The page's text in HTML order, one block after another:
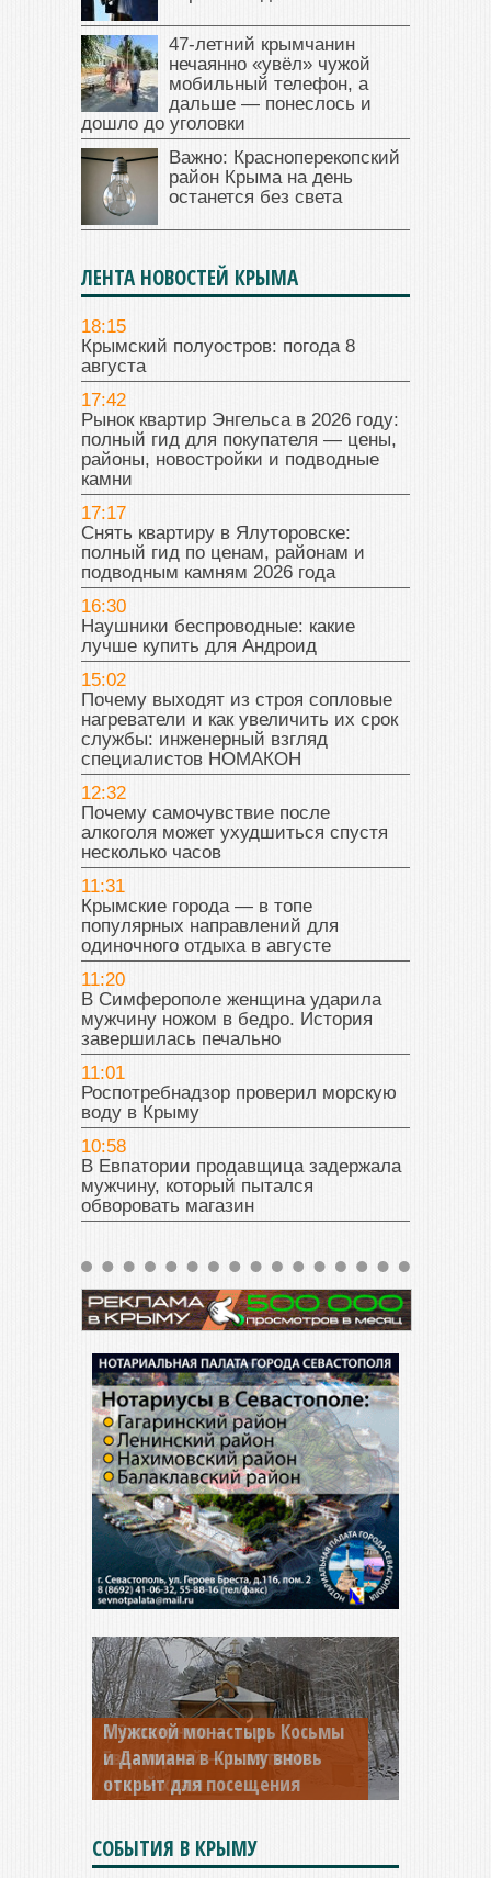
47‑летний крымчанин
нечаянно «увёл» чужой
мобильный телефон, а
дальше — понеслось и
дошло до уголовки
Важно: Красноперекопский
район Крыма на день
останется без света
ЛЕНТА НОВОСТЕЙ КРЫМА
18:15
Крымский полуостров: погода 8
августа
17:42
Рынок квартир Энгельса в 2026 году:
полный гид для покупателя — цены,
районы, новостройки и подводные
камни
17:17
Снять квартиру в Ялуторовске:
полный гид по ценам, районам и
подводным камням 2026 года
16:30
Наушники беспроводные: какие
лучше купить для Андроид
15:02
Почему выходят из строя сопловые
нагреватели и как увеличить их срок
службы: инженерный взгляд
специалистов НОМАКОН
12:32
Почему самочувствие после
алкоголя может ухудшиться спустя
несколько часов
11:31
Крымские города — в топе
популярных направлений для
одиночного отдыха в августе
11:20
В Симферополе женщина ударила
мужчину ножом в бедро. История
завершилась печально
11:01
Роспотребнадзор проверил морскую
воду в Крыму
10:58
В Евпатории продавщица задержала
мужчину, который пытался
обворовать магазин
Мужской монастырь Косьмы
и Дамиана в Крыму вновь
открыт для посещения
СОБЫТИЯ В КРЫМУ